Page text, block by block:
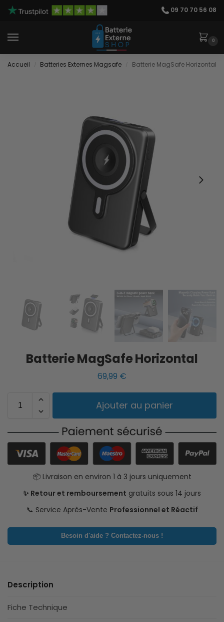
09 70 70 56 08
0
Accueil Batteries Externes Magsafe Batterie MagSafe Horizontal
Batterie MagSafe Horizontal
69,99 €
Ajouter au panier
📦 Livraison en environ 1 à 3 jours uniquement
✨ Retour et remboursement gratuits sous 14 jours
📞 Service Après-Vente Professionnel et Réactif
Besoin d'aide ? Contactez-nous !
Description
Fiche Technique